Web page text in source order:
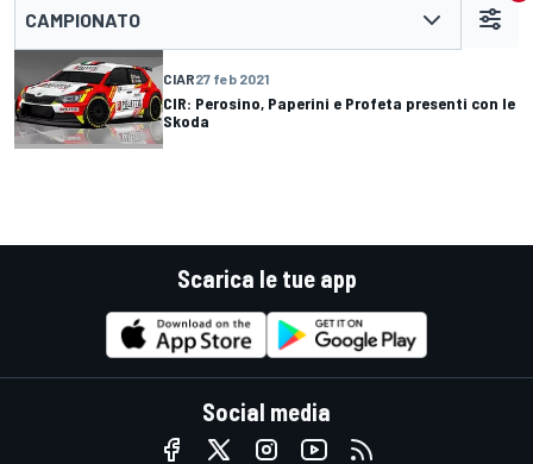
CAMPIONATO
CIAR27 feb 2021
CIR: Perosino, Paperini e Profeta presenti con le
Skoda
Scarica le tue app
Social media